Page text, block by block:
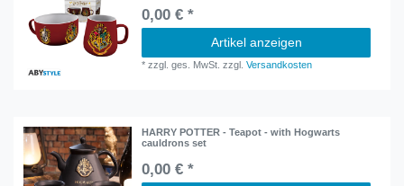
0,00 € *
Artikel anzeigen
*zzgl. ges. MwSt. zzgl.Versandkosten
HARRY POTTER - Teapot - with Hogwarts
cauldrons set
0,00 € *